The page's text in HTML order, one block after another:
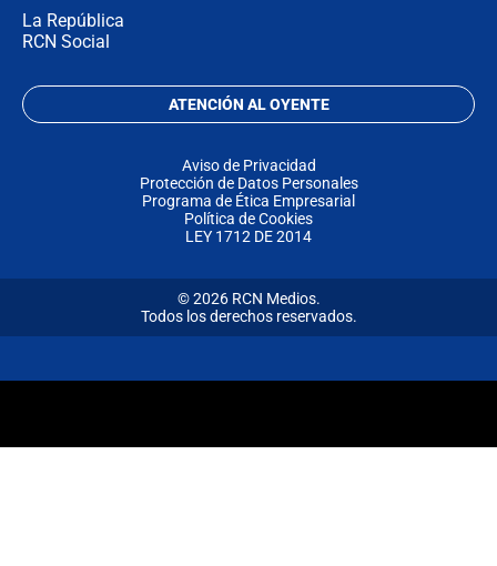
La República
RCN Social
ATENCIÓN AL OYENTE
Aviso de Privacidad
Protección de Datos Personales
Programa de Ética Empresarial
Política de Cookies
LEY 1712 DE 2014
© 2026 RCN Medios.
Todos los derechos reservados.